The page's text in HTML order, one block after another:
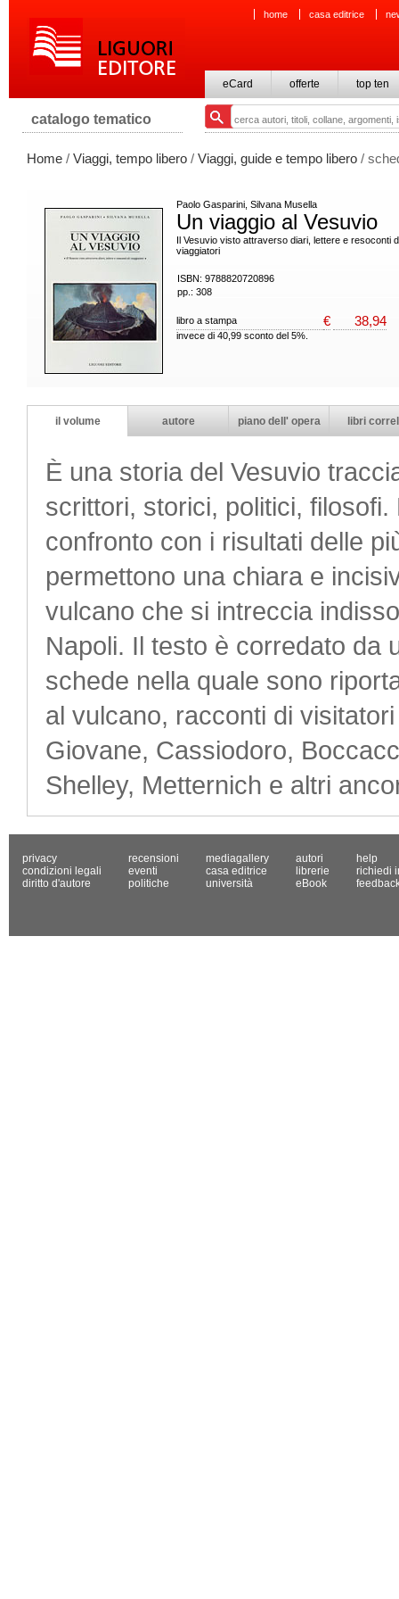
home casa editrice
eCard offerte top ten
catalogo tematico
Home / Viaggi, tempo libero / Viaggi, guide e tempo libero /
Paolo Gasparini, Silvana Musella
Un viaggio al Vesuvio
Il Vesuvio visto attraverso diari, lettere e resoconti
viaggiatori
ISBN: 9788820720896
pp.: 308
libro a stampa € 38,94
invece di 40,99 sconto del 5%.
il volume autore piano dell' opera libri
È una storia del Vesuvio
scrittori, storici, politici,
confronto con i risultati delle
permettono una chiara e
vulcano che si intreccia
Napoli. Il testo è corredato da
schede nella quale sono
al vulcano, racconti di
Giovane, Cassiodoro,
Shelley, Metternich e altri
privacy
condizioni legali
diritto d'autore
recensioni
eventi
politiche
mediagallery
casa editrice
università
autori
librerie
eBook
help
richiedi